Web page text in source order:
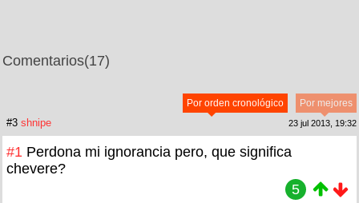
Comentarios(17)
Por mejores
Por orden cronológico
#3 shnipe 23 jul 2013, 19:32
#1 Perdona mi ignorancia pero, que significa
chevere?
5